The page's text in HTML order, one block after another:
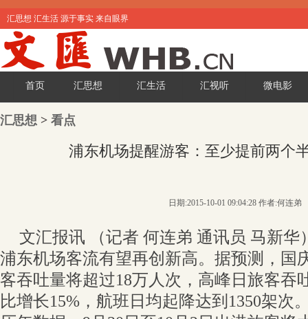
汇思想 汇生活 源于事实 来自眼界
首页 汇思想 汇生活 汇视听 微电影
汇思想 > 看点
浦东机场提醒游客：至少提前两个
日期:2015-10-01 09:04:28 作者:何连弟
文汇报讯 （记者 何连弟 通讯员 马新华
浦东机场客流有望再创新高。据预测，国
客吞吐量将超过18万人次，高峰日旅客吞
比增长15%，航班日均起降达到1350架次